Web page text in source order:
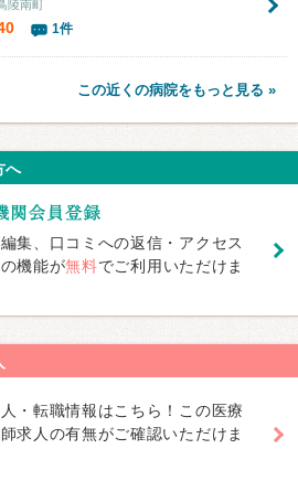
陵南町
1件
この近くの病院をもっと見る »
へ
集、口コミへの返信・アクセス
機能が無料でご利用いただけま
・転職情報はこちら！この医療
求人の有無がご確認いただけま